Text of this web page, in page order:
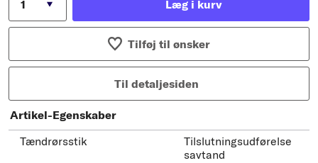
Læg i kurv
Tilføj til ønsker
Til detaljesiden
Artikel-Egenskaber
Tændrørsstik
Tilslutningsudførelse
savtand